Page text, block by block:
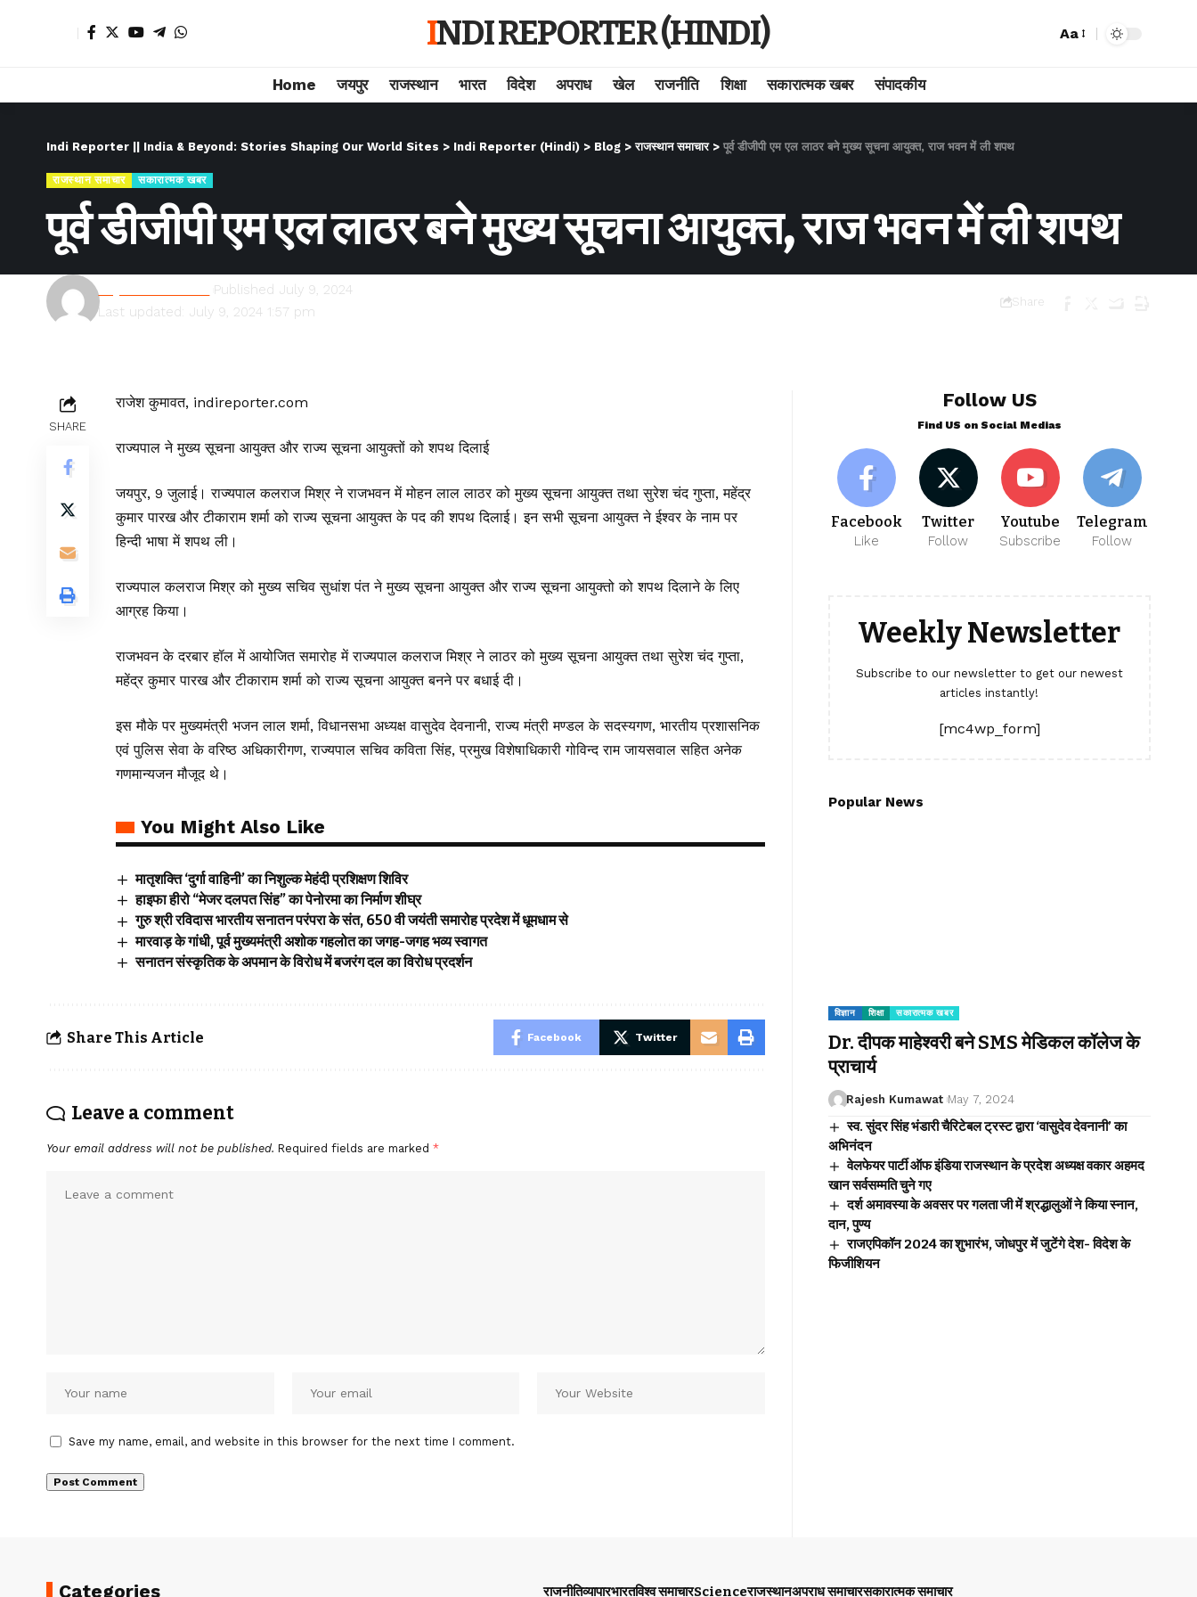
INDI REPORTER (HINDI) Aa
Home जयपुर राजस्थान भारत विदेश अपराध खेल राजनीति शिक्षा सकारात्मक खबर संपादकीय
Indi Reporter || India & Beyond: Stories Shaping Our World Sites > Indi Reporter (Hindi) > Blog >राजस्थान समाचार> पूर्व डीजीपी एम एल लाठर बने मुख्य सूचना आयुक्त, राज भवन में ली शपथ
राजस्थान समाचार सकारात्मक खबर
पूर्व डीजीपी एम एल लाठर बने मुख्य सूचना आयुक्त, राज भवन में ली शपथ
Last updated: July 9, 2024 1:57 pm
Rajesh Kumawat Published July 9, 2024
Share
SHARE
राजेश कुमावत, indireporter.com
राज्यपाल ने मुख्य सूचना आयुक्त और राज्य सूचना आयुक्तों को शपथ दिलाई
जयपुर, 9 जुलाई। राज्यपाल कलराज मिश्र ने राजभवन में मोहन लाल लाठर को मुख्य सूचना आयुक्त तथा सुरेश चंद गुप्ता, महेंद्र
कुमार पारख और टीकाराम शर्मा को राज्य सूचना आयुक्त के पद की शपथ दिलाई। इन सभी सूचना आयुक्त ने ईश्वर के नाम पर
हिन्दी भाषा में शपथ ली।
राज्यपाल कलराज मिश्र को मुख्य सचिव सुधांश पंत ने मुख्य सूचना आयुक्त और राज्य सूचना आयुक्तो को शपथ दिलाने के लिए
आग्रह किया।
राजभवन के दरबार हॉल में आयोजित समारोह में राज्यपाल कलराज मिश्र ने लाठर को मुख्य सूचना आयुक्त तथा सुरेश चंद गुप्ता,
महेंद्र कुमार पारख और टीकाराम शर्मा को राज्य सूचना आयुक्त बनने पर बधाई दी।
इस मौके पर मुख्यमंत्री भजन लाल शर्मा, विधानसभा अध्यक्ष वासुदेव देवनानी, राज्य मंत्री मण्डल के सदस्यगण, भारतीय प्रशासनिक
एवं पुलिस सेवा के वरिष्ठ अधिकारीगण, राज्यपाल सचिव कविता सिंह, प्रमुख विशेषाधिकारी गोविन्द राम जायसवाल सहित अनेक
गणमान्यजन मौजूद थे।
You Might Also Like
मातृशक्ति ‘दुर्गा वाहिनी’ का निशुल्क मेहंदी प्रशिक्षण शिविर
हाइफा हीरो “मेजर दलपत सिंह” का पेनोरमा का निर्माण शीघ्र
गुरु श्री रविदास भारतीय सनातन परंपरा के संत, 650 वी जयंती समारोह प्रदेश में धूमधाम से
मारवाड़ के गांधी, पूर्व मुख्यमंत्री अशोक गहलोत का जगह-जगह भव्य स्वागत
सनातन संस्कृतिक के अपमान के विरोध में बजरंग दल का विरोध प्रदर्शन
Share This Article Facebook Twitter
Leave a comment
Your email address will not be published. Required fields are marked *
Save my name, email, and website in this browser for the next time I comment.
Follow US
Find US on Social Medias
Facebook
Like
Twitter
Follow
Youtube
Subscribe
Telegram
Follow
Weekly Newsletter
Subscribe to our newsletter to get our newest
articles instantly!
[mc4wp_form]
Popular News
विज्ञान शिक्षा सकारात्मक खबर
Dr. दीपक माहेश्वरी बने SMS मेडिकल कॉलेज के
प्राचार्य
Rajesh Kumawat May 7, 2024
स्व. सुंदर सिंह भंडारी चैरिटेबल ट्रस्ट द्वारा ‘वासुदेव देवनानी’ का
अभिनंदन
वेलफेयर पार्टी ऑफ इंडिया राजस्थान के प्रदेश अध्यक्ष वकार अहमद
खान सर्वसम्मति चुने गए
दर्श अमावस्या के अवसर पर गलता जी में श्रद्धालुओं ने किया स्नान,
दान, पुण्य
राजएपिकॉन 2024 का शुभारंभ, जोधपुर में जुटेंगे देश- विदेश के
फिजीशियन
Categories राजनीतिव्यापारभारतविश्व समाचारScienceराजस्थानअपराध समाचारसकारात्मक समाचार